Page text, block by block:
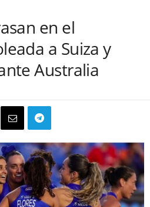
en el
a Suiza y
Australia